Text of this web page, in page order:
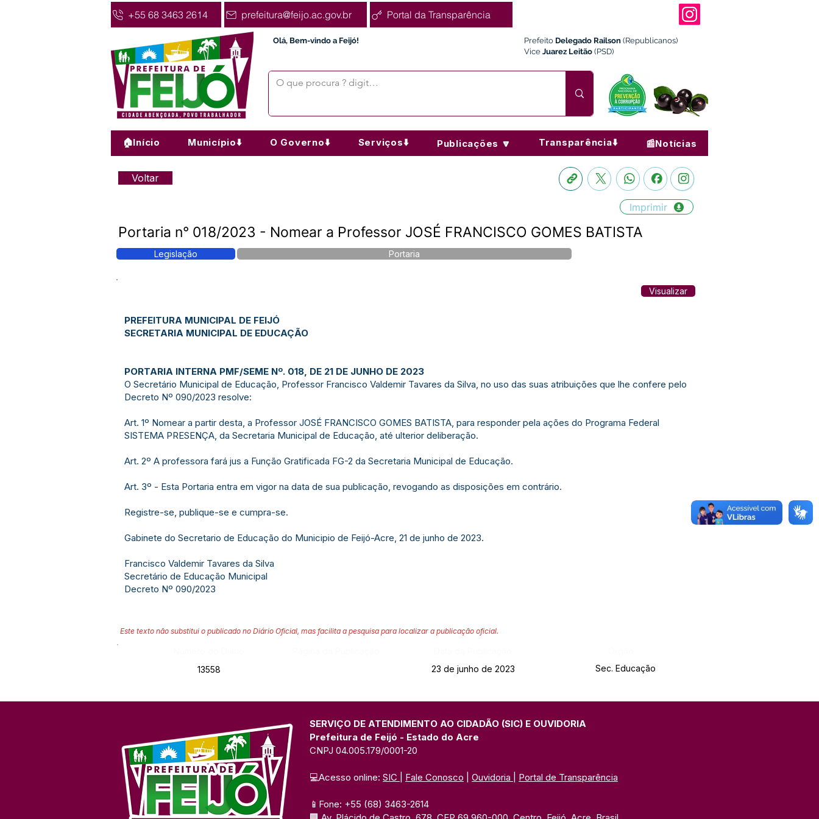
+55 68 3463 2614 prefeitura@feijo.ac.gov.br Portal da Transparência
Olá, Bem-vindo a Feijó! Prefeito Delegado Railson (Republicanos)
Vice Juarez Leitão (PSD)
🏠Início Município⬇️ O Governo⬇️ Serviços⬇️ Publicações 🔽 Transparência⬇️ 📰Notícias
Voltar
Imprimir
Portaria n° 018/2023 - Nomear a Professor JOSÉ FRANCISCO GOMES BATISTA
Legislação Portaria
Visualizar
PREFEITURA MUNICIPAL DE FEIJÓ
SECRETARIA MUNICIPAL DE EDUCAÇÃO
PORTARIA INTERNA PMF/SEME Nº. 018, DE 21 DE JUNHO DE 2023
O Secretário Municipal de Educação, Professor Francisco Valdemir Tavares da Silva, no uso das suas atribuições que lhe confere pelo
Decreto Nº 090/2023 resolve:
Art. 1º Nomear a partir desta, a Professor JOSÉ FRANCISCO GOMES BATISTA, para responder pela ações do Programa Federal
SISTEMA PRESENÇA, da Secretaria Municipal de Educação, até ulterior deliberação.
Art. 2º A professora fará jus a Função Gratificada FG-2 da Secretaria Municipal de Educação.
Art. 3º - Esta Portaria entra em vigor na data de sua publicação, revogando as disposições em contrário.
Registre-se, publique-se e cumpra-se.
Gabinete do Secretario de Educação do Municipio de Feijó-Acre, 21 de junho de 2023.
Francisco Valdemir Tavares da Silva
Secretário de Educação Municipal
Decreto Nº 090/2023
Este texto não substitui o publicado no Diário Oficial, mas facilita a pesquisa para localizar a publicação oficial.
13558
23 de junho de 2023 Sec. Educação
SERVIÇO DE ATENDIMENTO AO CIDADÃO (SIC) E OUVIDORIA
Prefeitura de Feijó - Estado do Acre
CNPJ 04.005.179/0001-20
💻Acesso online: SIC Fale Conosco Ouvidoria Portal de Transparência
📱Fone: +55 (68) 3463-2614